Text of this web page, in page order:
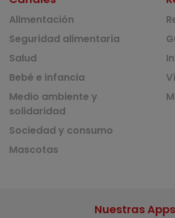
Alimentación
Seguridad alimentaria
Salud
Bebé e infancia
Medio ambiente y
solidaridad
Sociedad y consumo
Mascotas
Nuestras Apps